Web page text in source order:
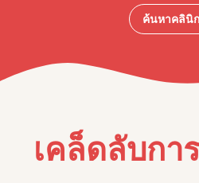
ค้นหาคลินิ
เคล็ดลับกา